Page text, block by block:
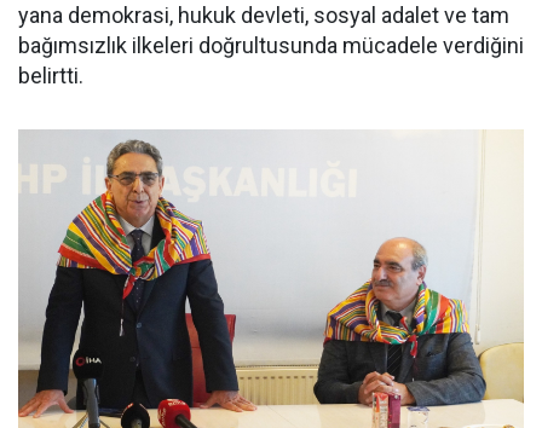
yana demokrasi, hukuk devleti, sosyal adalet ve tam
bağımsızlık ilkeleri doğrultusunda mücadele verdiğini
belirtti.